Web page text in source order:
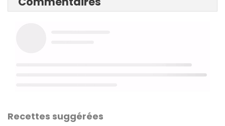
Recettes suggérées